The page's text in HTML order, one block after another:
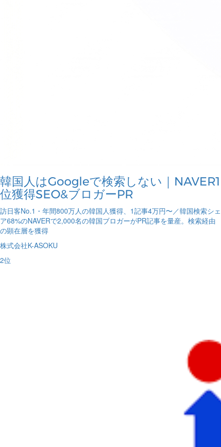
韓国人はGoogleで検索しない｜NAVER1
位獲得SEO&ブロガーPR
訪日客No.1・年間800万人の韓国人獲得、1記事4万円〜／韓国検索シェ
ア68%のNAVERで2,000名の韓国ブロガーがPR記事を量産。検索経由
の顕在層を獲得
株式会社K-ASOKU
2位